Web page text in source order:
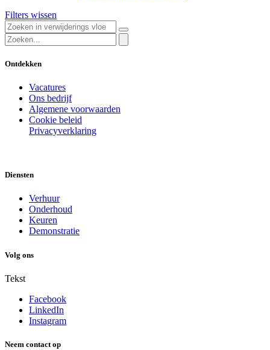
Filters wissen
Ontdekken
Vacatures
Ons bedrijf
Algemene voorwaarden
Cookie beleid
Privacyverklaring
Diensten
Verhuur
Onderhoud
Keuren
Demonstratie
Volg ons
Tekst
Facebook
LinkedIn
Instagram
Neem contact op